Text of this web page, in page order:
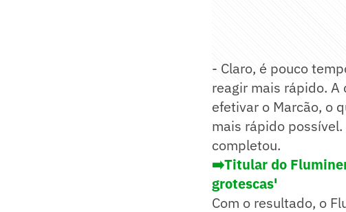
- Claro, é pouco
reagir mais rápido.
efetivar o Marcão, o
mais rápido
completou.
➡️Titular do
grotescas'
Com o resultado, o